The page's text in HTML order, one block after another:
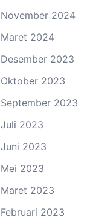
November 2024
Maret 2024
Desember 2023
Oktober 2023
September 2023
Juli 2023
Juni 2023
Mei 2023
Maret 2023
Februari 2023